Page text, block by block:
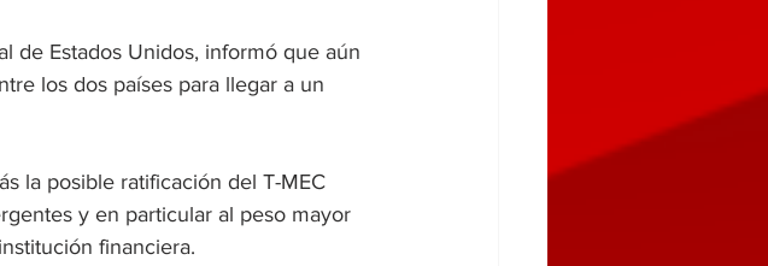
de Estados Unidos, informó que aún
los dos países para llegar a un
la posible ratificación del T-MEC
y en particular al peso mayor
financiera.